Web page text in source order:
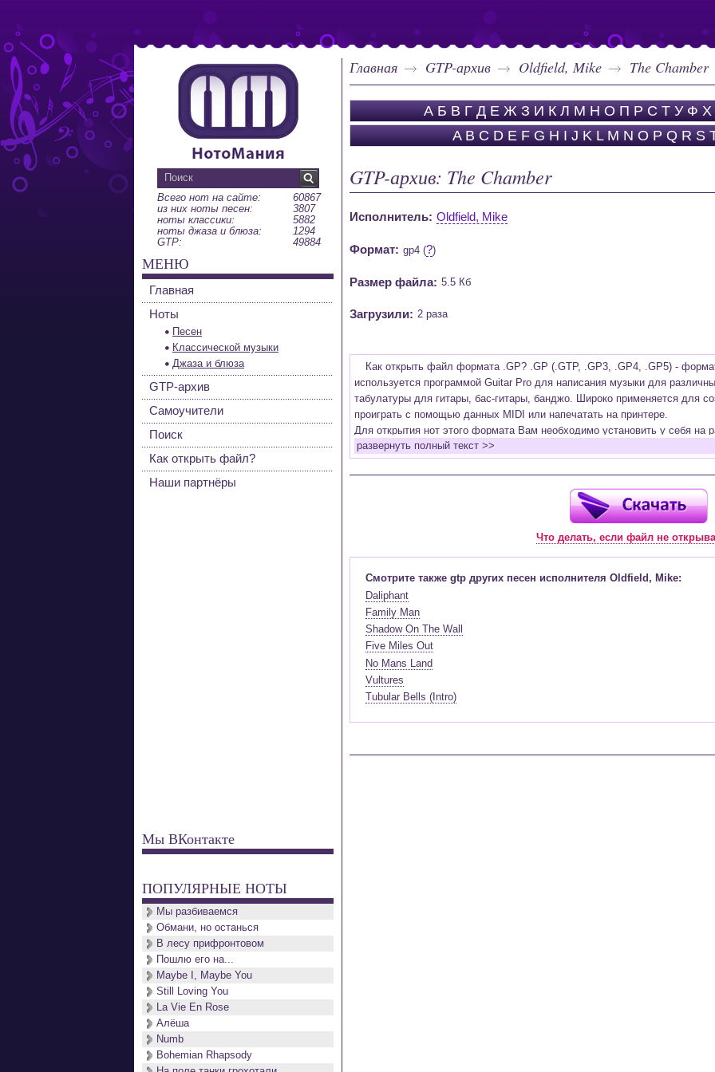
Главная GTP-архив Oldfield, Mike The Chamber
А Б В Г Д Е Ж З И К Л М Н О П Р С Т У Ф Х
A B C D E F G H I J K L M N O P Q R S
GTP-архив: The Chamber
Исполнитель: Oldfield, Mike
Формат: gp4 (?)
Размер файла: 5.5 Кб
Загрузили: 2 раза
Как открыть файл формата .GP? .GP (.GTP, .GP3, .GP4, .GP5) -
используется программой Guitar Pro для написания музыки для
табулатуры для гитары, бас-гитары, банджо. Широко применяется для
проиграть с помощью данных MIDI или напечатать на принтере.
Для открытия нот этого формата Вам необходимо установить у себя на
(желательно, последней версии). Скачать её можно с официального
бесплатную версию на руском языке (Найти).
Запись музыкальных произведений для гитары, бас-гитары, банджо и
в виде табулатур или нотной графики (при создании табулатуры
Создание произведений для духовых, струнных, клавишных и других
Создание партий для барабанов и перкуссии;
Интеграция текста песен в ноты и привязка его к нотам дорожек с
Встроенный определитель и визуализатор аккордов для гитары;
Экспортирование музыкальных партитур в MIDI, ASCII, MusicXML, WAV,
к печати;
Импортирование из MIDI, ASCII,MusicXML, Power Tab (.ptb), TablEdit (.tef)
Виртуальный гитарный гриф, клавиатура фортепиано и панель ударных
ноты, проигрываемые в текущий момент. Удобное создание и
инструмента с их помощью;
развернуть полный текст >>
Что делать, если файл не
Смотрите также gtp других песен исполнителя Oldfield, Mike:
Daliphant
Family Man
Shadow On The Wall
Five Miles Out
No Mans Land
Vultures
Tubular Bells (Intro)
Всего нот на сайте:
60867
из них ноты песен:
3807
ноты классики:
5882
ноты джаза и блюза:
1294
GTP:
49884
МЕНЮ
Главная
Ноты
Песен
Классической музыки
Джаза и блюза
GTP-архив
Самоучители
Поиск
Как открыть файл?
Наши партнёры
Мы ВКонтакте
ПОПУЛЯРНЫЕ НОТЫ
Мы разбиваемся
Обмани, но останься
В лесу прифронтовом
Пошлю его на...
Maybe I, Maybe You
Still Loving You
La Vie En Rose
Алёша
Numb
Bohemian Rhapsody